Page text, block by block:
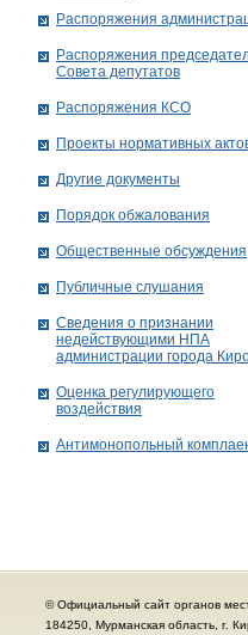
Распоряжения
Распоряжения
Совета депутатов
Распоряжения КСО
Проекты нормативных
Другие документы
Порядок обжалования
Общественные обсуждения
Публичные слушания
Сведения о признании
недействующими НПА
администрации города
Оценка регулирующего
воздействия
Антимонопольный
© Официальный сайт органов
184250, Мурманская область, г.